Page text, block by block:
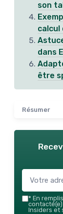
son
calcul
dans
être
Résumer
* En
Insiders et